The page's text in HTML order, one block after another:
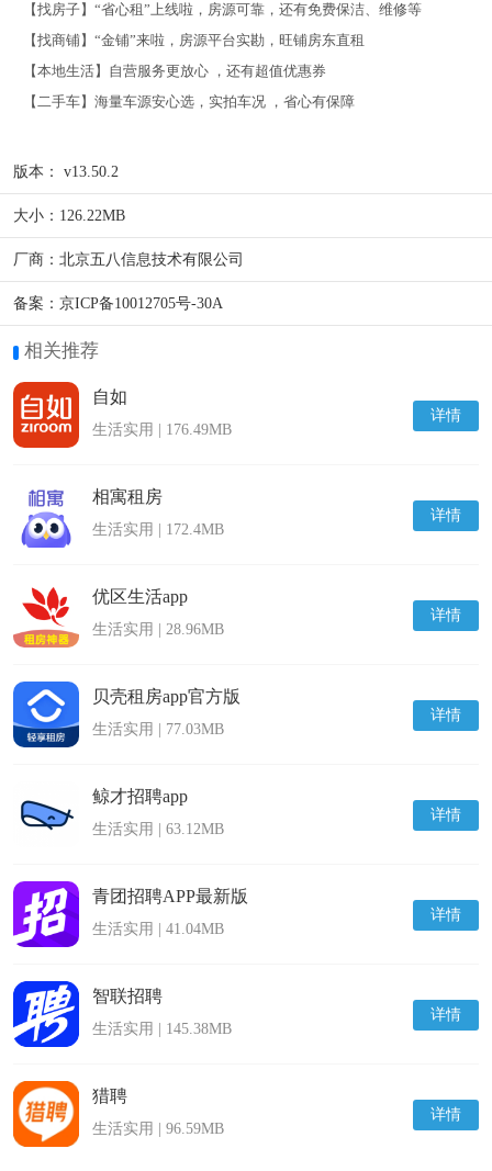
【找房子】“省心租”上线啦，房源可靠，还有免费保洁、维修等
【找商铺】“金铺”来啦，房源平台实勘，旺铺房东直租
【本地生活】自营服务更放心 ，还有超值优惠券
【二手车】海量车源安心选，实拍车况 ，省心有保障
版本： v13.50.2
大小： 126.22MB
厂商： 北京五八信息技术有限公司
备案： 京ICP备10012705号-30A
相关推荐
详情
自如
生活实用 | 176.49MB
详情
相寓租房
生活实用 | 172.4MB
详情
优区生活app
生活实用 | 28.96MB
详情
贝壳租房app官方版
生活实用 | 77.03MB
详情
鲸才招聘app
生活实用 | 63.12MB
详情
青团招聘APP最新版
生活实用 | 41.04MB
详情
智联招聘
生活实用 | 145.38MB
详情
猎聘
生活实用 | 96.59MB